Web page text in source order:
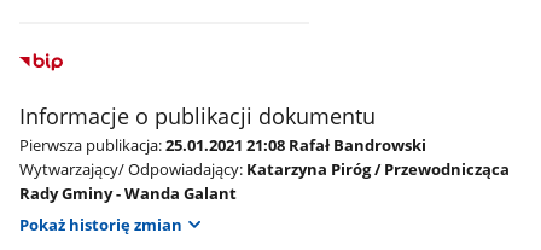
Informacje o publikacji dokumentu
Pierwsza publikacja:25.01.2021 21:08 Rafał Bandrowski
Wytwarzający/ Odpowiadający: Katarzyna Piróg / Przewodnicząca
Rady Gminy - Wanda Galant
Pokaż historię zmian